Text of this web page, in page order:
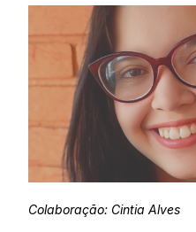
Colaboração: Cintia Alves